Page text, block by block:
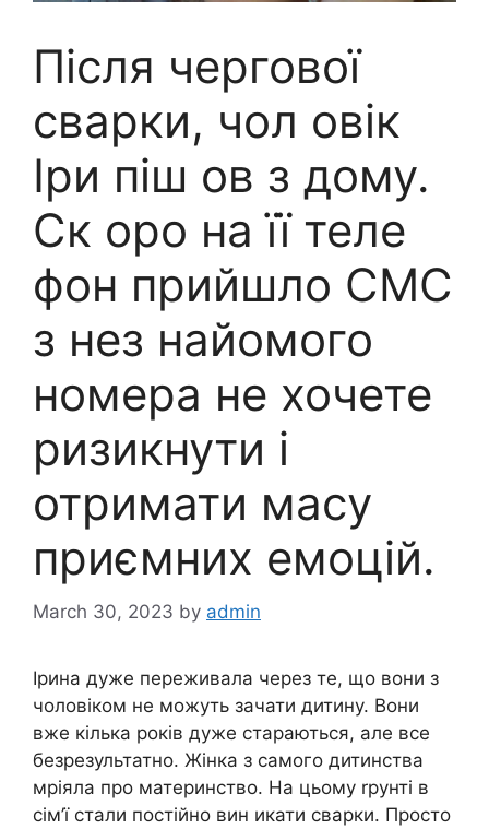
Після чергової
сварки, чол овік
Іри піш ов з дому.
Ск оро на її теле
фон прийшло СМС
з нез найомого
номера не хочете
ризикнути і
отримати масу
приємних емоцій.
March 30, 2023 by admin
Ірина дуже переживала через те, що вони з
чоловіком не можуть зачати дитину. Вони
вже кілька років дуже стараються, але все
безрезультатно. Жінка з самого дитинства
мріяла про материнство. На цьому rрунті в
сім’ї стали постійно вин икати сварки. Просто